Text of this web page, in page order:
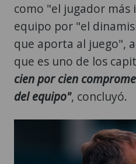
como "el jugador
equipo por "el
que aporta al juego",
que es uno de los
cien por cien
del equipo", concluyó.